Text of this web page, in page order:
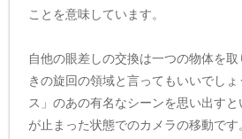
ことを意味しています。
自他の眼差しの交換は一つの物体を
きの旋回の領域と言ってもいいでし
ス」のあの有名なシーンを思い出す
が止まった状態でのカメラの移動で